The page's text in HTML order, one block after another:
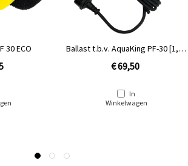
30 ECO
Ballast t.b.v. AquaKing PF-30 [1,14
€ 69,50
In
Winkelwagen